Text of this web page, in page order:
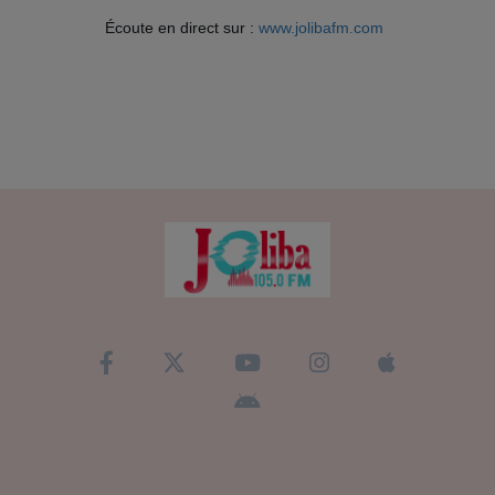
Écoute en direct sur : www.jolibafm.com